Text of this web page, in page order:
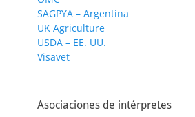
SAGPYA – Argentina
UK Agriculture
USDA – EE. UU.
Visavet
Asociaciones de intérpretes